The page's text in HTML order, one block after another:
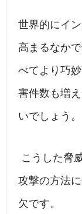
世界的にイ
高まるなか
べてより巧
害件数も増
いでしょう。
こうした脅
攻撃の方法
欠です。